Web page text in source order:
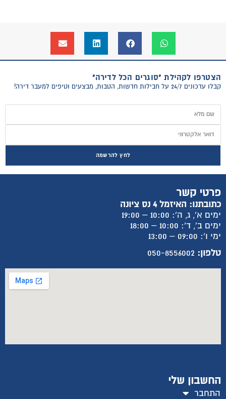
הצטרפו לקהילת "סוגרים הכל לדירה"
קבלו עדכונים 24/7 על חבילות חדשות, הטבות, מבצעים וטיפים למעבר דירה!
לחץ להרשמה
פרטי קשר
כתובתנו: האיזמל 4 נס ציונה
ימים א', ג, ה': 10:00 – 19:00
ימים ב', ד': 10:00 – 18:00
ימי ו': 09:00 – 13:00
טלפון: 050-8556002
החשבון שלי
התחבר